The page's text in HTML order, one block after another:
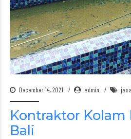
December 14, 2021 admin jasa
Kontraktor Kolam
Bali